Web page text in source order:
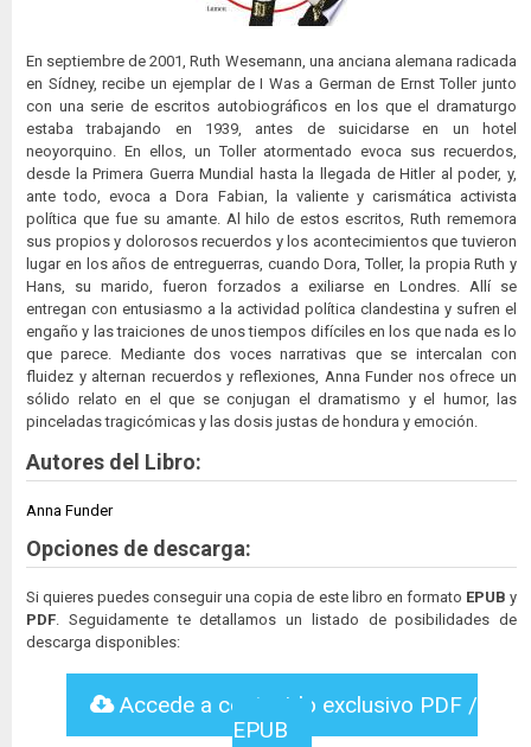
En septiembre de 2001, Ruth Wesemann, una anciana alemana radicada
en Sídney, recibe un ejemplar de I Was a German de Ernst Toller junto
con una serie de escritos autobiográficos en los que el dramaturgo
estaba trabajando en 1939, antes de suicidarse en un hotel
neoyorquino. En ellos, un Toller atormentado evoca sus recuerdos,
desde la Primera Guerra Mundial hasta la llegada de Hitler al poder, y,
ante todo, evoca a Dora Fabian, la valiente y carismática activista
política que fue su amante. Al hilo de estos escritos, Ruth rememora
sus propios y dolorosos recuerdos y los acontecimientos que tuvieron
lugar en los años de entreguerras, cuando Dora, Toller, la propia Ruth y
Hans, su marido, fueron forzados a exiliarse en Londres. Allí se
entregan con entusiasmo a la actividad política clandestina y sufren el
engaño y las traiciones de unos tiempos difíciles en los que nada es lo
que parece. Mediante dos voces narrativas que se intercalan con
fluidez y alternan recuerdos y reflexiones, Anna Funder nos ofrece un
sólido relato en el que se conjugan el dramatismo y el humor, las
pinceladas tragicómicas y las dosis justas de hondura y emoción.
Autores del Libro:
Anna Funder
Opciones de descarga:
Si quieres puedes conseguir una copia de este libro en formato EPUB y
PDF . Seguidamente te detallamos un listado de posibilidades de
descarga disponibles:
Accede a contenido exclusivo PDF /
EPUB